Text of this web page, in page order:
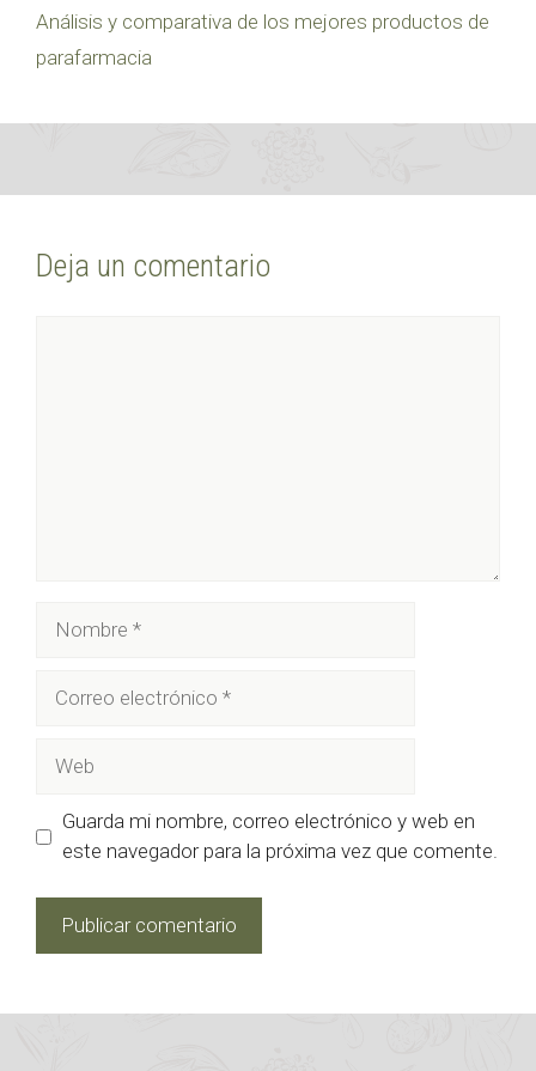
Análisis y comparativa de los mejores productos de
parafarmacia
Deja un comentario
Guarda mi nombre, correo electrónico y web en
este navegador para la próxima vez que comente.